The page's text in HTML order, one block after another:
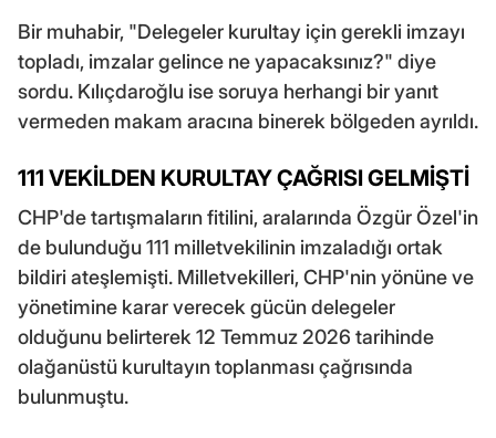
Bir muhabir, "Delegeler kurultay için gerekli imzayı
topladı, imzalar gelince ne yapacaksınız?" diye
sordu. Kılıçdaroğlu ise soruya herhangi bir yanıt
vermeden makam aracına binerek bölgeden ayrıldı.
111 VEKİLDEN KURULTAY ÇAĞRISI GELMİŞTİ
CHP'de tartışmaların fitilini, aralarında Özgür Özel'in
de bulunduğu 111 milletvekilinin imzaladığı ortak
bildiri ateşlemişti. Milletvekilleri, CHP'nin yönüne ve
yönetimine karar verecek gücün delegeler
olduğunu belirterek 12 Temmuz 2026 tarihinde
olağanüstü kurultayın toplanması çağrısında
bulunmuştu.